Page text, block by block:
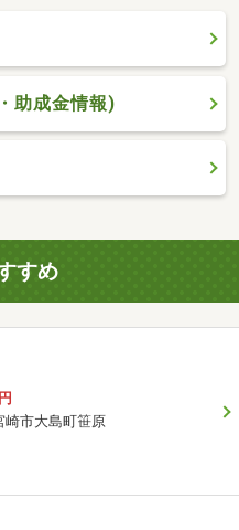
助成金情報)
すめ
崎市大島町笹原